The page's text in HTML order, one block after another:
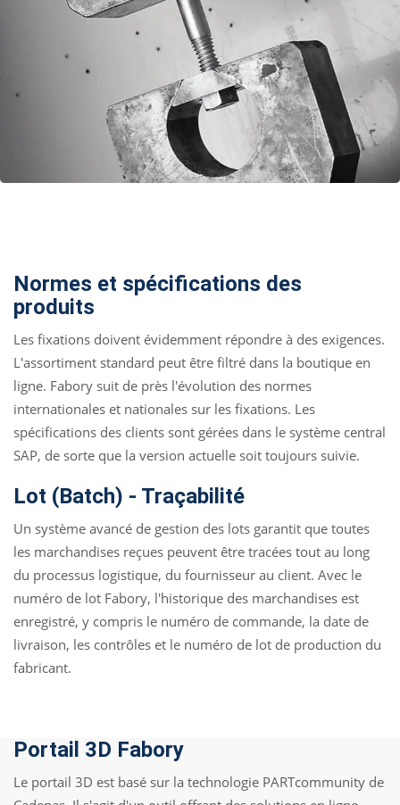
Normes et spécifications des
produits
Les fixations doivent évidemment répondre à des exigences.
L'assortiment standard peut être filtré dans la boutique en
ligne. Fabory suit de près l'évolution des normes
internationales et nationales sur les fixations. Les
spécifications des clients sont gérées dans le système central
SAP, de sorte que la version actuelle soit toujours suivie.
Lot (Batch) - Traçabilité
Un système avancé de gestion des lots garantit que toutes
les marchandises reçues peuvent être tracées tout au long
du processus logistique, du fournisseur au client. Avec le
numéro de lot Fabory, l'historique des marchandises est
enregistré, y compris le numéro de commande, la date de
livraison, les contrôles et le numéro de lot de production du
fabricant.
Portail 3D Fabory
Le portail 3D est basé sur la technologie PARTcommunity de